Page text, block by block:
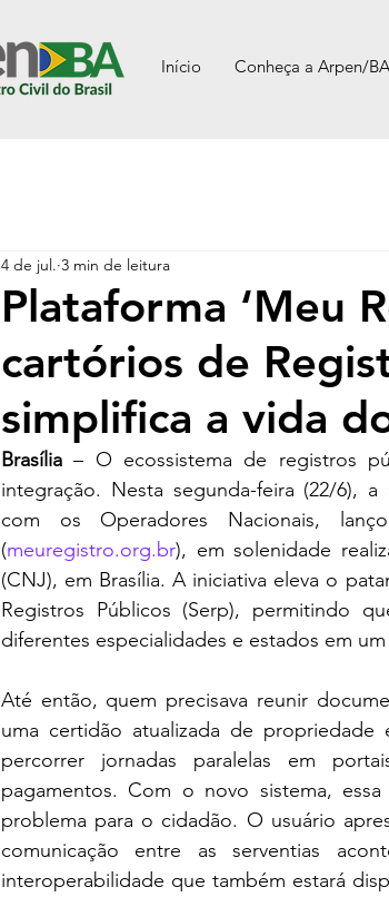
Início Conheça a Arpen/BA
Plataforma ‘Meu
cartórios de
simplifica a vida
4 de jul. 3 min de leitura
Brasília – O ecossistema de registros
integração. Nesta segunda-feira (22/6),
com os Operadores Nacionais,
(meuregistro.org.br), em solenidade
(CNJ), em Brasília. A iniciativa eleva o
Registros Públicos (Serp), permitindo
diferentes especialidades e estados em
Até então, quem precisava reunir
uma certidão atualizada de
percorrer jornadas paralelas em
pagamentos. Com o novo sistema,
problema para o cidadão. O usuário
comunicação entre as serventias
interoperabilidade que também estará